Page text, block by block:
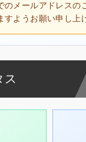
のメールアドレスの
すようお願い申し上
ス